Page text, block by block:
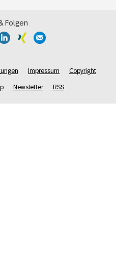
Folgen
Impressum Copyright
Newsletter RSS